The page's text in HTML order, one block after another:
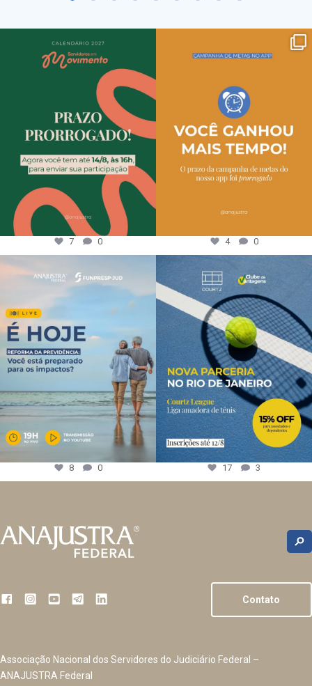
7 0 4 0
8 0 17 3
Contato
Associação Nacional dos Servidores do Judiciário Federal –
ANAJUSTRA Federal